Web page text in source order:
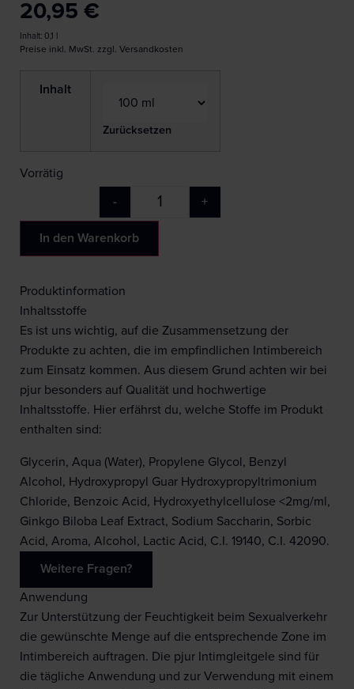
20,95 €
Inhalt: 0,1
Preise inkl. MwSt. zzgl. Versandkosten
Inhalt
Zurücksetzen
Vorrätig
- +
In den Warenkorb
Produktinformation
Inhaltsstoffe
Es ist uns wichtig, auf die Zusammensetzung der
Produkte zu achten, die im empfindlichen Intimbereich
zum Einsatz kommen. Aus diesem Grund achten wir bei
pjur besonders auf Qualität und hochwertige
Inhaltsstoffe. Hier erfährst du, welche Stoffe im Produkt
enthalten sind:
Glycerin, Aqua (Water), Propylene Glycol, Benzyl
Alcohol, Hydroxypropyl Guar Hydroxypropyltrimonium
Chloride, Benzoic Acid, Hydroxyethylcellulose <2mg/ml,
Ginkgo Biloba Leaf Extract, Sodium Saccharin, Sorbic
Acid, Aroma, Alcohol, Lactic Acid, C.I. 19140, C.I. 42090.
Weitere Fragen?
Anwendung
Zur Unterstützung der Feuchtigkeit beim Sexualverkehr
die gewünschte Menge auf die entsprechende Zone im
Intimbereich auftragen. Die pjur Intimgleitgele sind für
die tägliche Anwendung und zur Verwendung mit einem